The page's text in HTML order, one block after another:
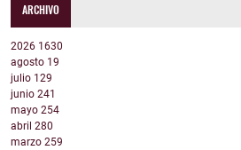
ARCHIVO
2026 1630
agosto 19
julio 129
junio 241
mayo 254
abril 280
marzo 259